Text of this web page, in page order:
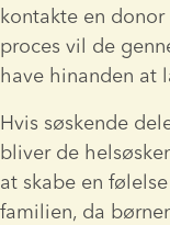
kontakte en donor
proces vil de
have hinanden at
Hvis søskende
bliver de
at skabe en
familien, da